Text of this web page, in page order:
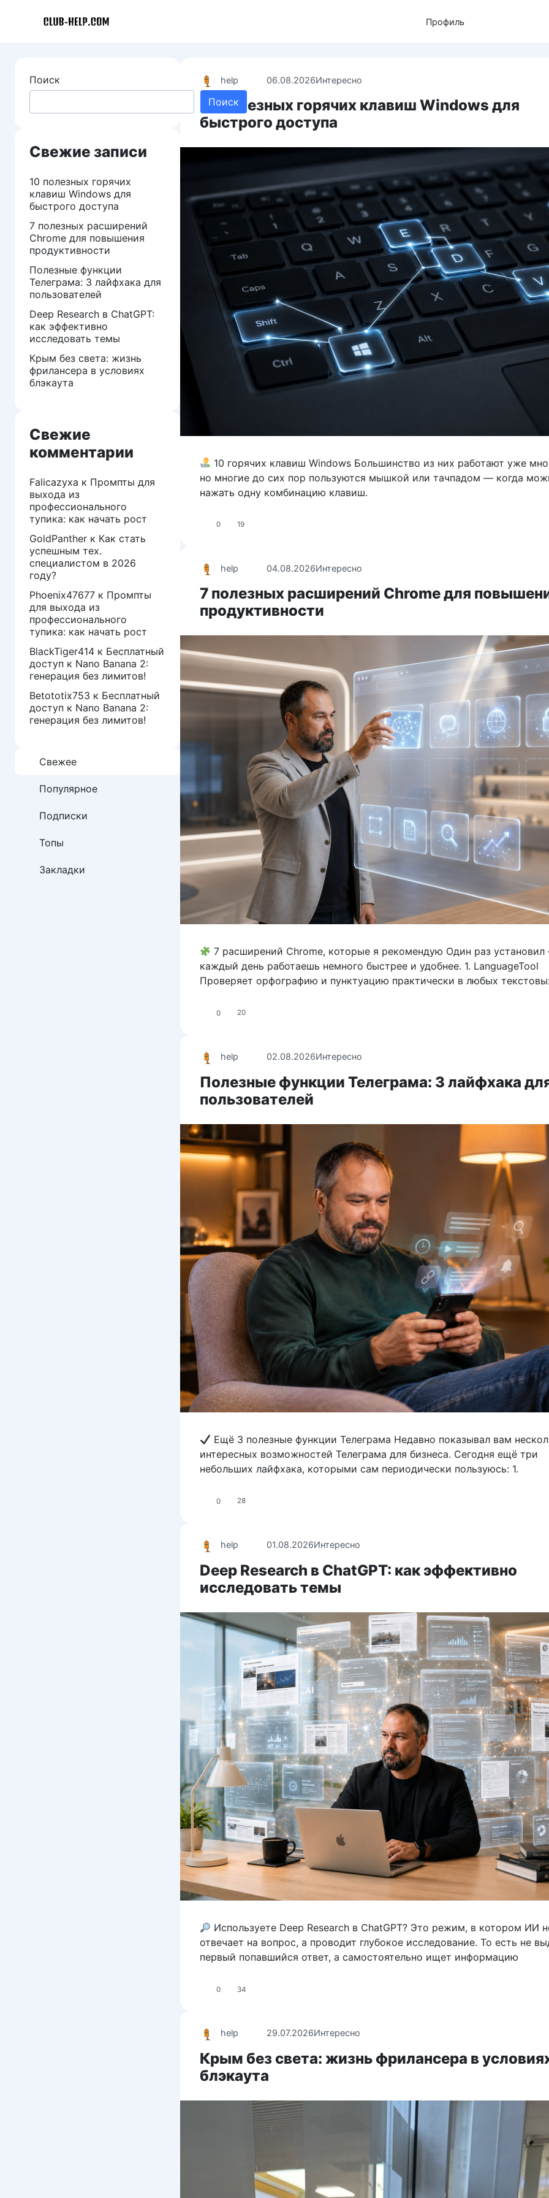
Профиль
help 06.08.2026Интересно
10 полезных горячих клавиш Windows для
быстрого доступа
10 горячих клавиш Windows Большинство из них работают уже
но многие до сих пор пользуются мышкой или тачпадом — когда
нажать одну комбинацию клавиш.
0 19
help 04.08.2026Интересно
7 полезных расширений Chrome для
продуктивности
7 расширений Chrome, которые я рекомендую Один раз
каждый день работаешь немного быстрее и удобнее. 1. LanguageTool
Проверяет орфографию и пунктуацию практически в любых
0 20
help 02.08.2026Интересно
Полезные функции Телеграма: 3 лайфхака
пользователей
Ещё 3 полезные функции Телеграма Недавно показывал вам
интересных возможностей Телеграма для бизнеса. Сегодня ещё три
небольших лайфхака, которыми сам периодически пользуюсь: 1.
0 28
help 01.08.2026Интересно
Deep Research в ChatGPT: как эффективно
исследовать темы
Используете Deep Research в ChatGPT? Это режим, в котором ИИ
отвечает на вопрос, а проводит глубокое исследование. То есть не
первый попавшийся ответ, а самостоятельно ищет информацию
0 34
help 29.07.2026Интересно
Крым без света: жизнь фрилансера в
блэкаута
Поиск
Поиск
Свежие записи
10 полезных горячих
клавиш Windows для
быстрого доступа
7 полезных расширений
Chrome для повышения
продуктивности
Полезные функции
Телеграма: 3 лайфхака для
пользователей
Deep Research в ChatGPT:
как эффективно
исследовать темы
Крым без света: жизнь
фрилансера в условиях
блэкаута
Свежие
комментарии
Falicazyxa к Промпты для
выхода из
профессионального
тупика: как начать рост
GoldPanther к Как стать
успешным тех.
специалистом в 2026
году?
Phoenix47677 к Промпты
для выхода из
профессионального
тупика: как начать рост
BlackTiger414 к Бесплатный
доступ к Nano Banana 2:
генерация без лимитов!
Betototix753 к Бесплатный
доступ к Nano Banana 2:
генерация без лимитов!
Свежее
Популярное
Подписки
Топы
Закладки